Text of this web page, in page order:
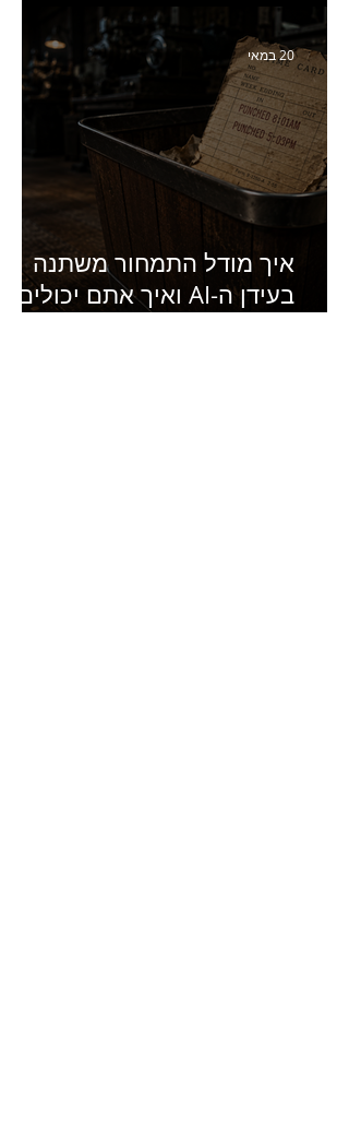
סמנכ״לית השיווק והמכירות
של מחלבות גד
איך מודל התמחור משתנה
בעידן ה-AI ואיך אתם יכולים
20 במאי